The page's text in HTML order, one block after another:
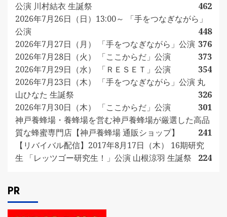
公演 川村結衣 生誕祭
462
2026年7月26日（日）13:00～ 「手をつなぎながら」
公演
448
2026年7月27日（月） 「手をつなぎながら」公演 376
2026年7月28日（火） 「ここからだ」公演
373
2026年7月29日（水） 「ＲＥＳＥＴ」公演
354
2026年7月23日（木） 「手をつなぎながら」公演 丸
山ひなた 生誕祭
326
2026年7月30日（木） 「ここからだ」公演
301
神戸養蜂場・養蜂場を営む神戸養蜂場が厳選した高品
質な蜂蜜専門店【神戸養蜂場 通販ショップ】
241
【リバイバル配信】2017年8月17日（木） 16期研究
生 「レッツゴー研究生！」公演 山根涼羽 生誕祭
224
PR